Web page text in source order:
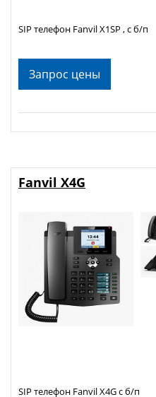
Запрос цены
SIP телефон Fanvil X1SP , с б/п
Fanvil X4G
SIP телефон Fanvil X4G с б/п